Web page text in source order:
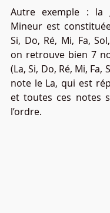
Autre exemple : la
Mineur est
Si, Do, Ré, Mi, Fa,
on retrouve bien 7
(La, Si, Do, Ré, Mi, Fa,
note le La, qui est
et toutes ces notes
l’ordre.